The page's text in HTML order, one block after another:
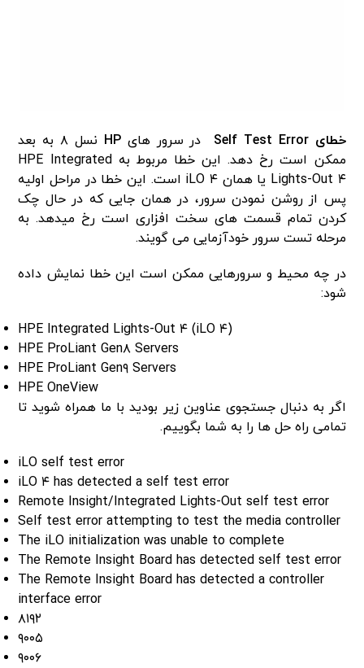
خطای Self Test Error در سرور هایHP
نسل ۸ به بعد
ممکن است رخ دهد. این خطا مربوط به HPE Integrated
Lights-Out ۴ یا همان iLO ۴ است. این خطا در مراحل اولیه
پس از روشن نمودن سرور، در همان جایی که در حال چک
کردن تمام قسمت های سخت افزاری است رخ میدهد. به
مرحله تست سرور خودآزمایی می گویند.
در چه محیط و سرورهایی ممکن است این خطا نمایش داده
شود:
HPE Integrated Lights-Out ۴ (iLO ۴)
HPE ProLiant Gen۸ Servers
HPE ProLiant Gen۹ Servers
HPE OneView
اگر به دنبال جستجوی عناوین زیر بودید با ما همراه شوید تا
تمامی راه حل ها را به شما بگوییم.
iLO self test error
iLO ۴ has detected a self test error
Remote Insight/Integrated Lights-Out self test error
Self test error attempting to test the media controller
The iLO initialization was unable to complete
The Remote Insight Board has detected self test error
The Remote Insight Board has detected a controller
interface error
۸۱۹۲
۹۰۰۵
۹۰۰۶